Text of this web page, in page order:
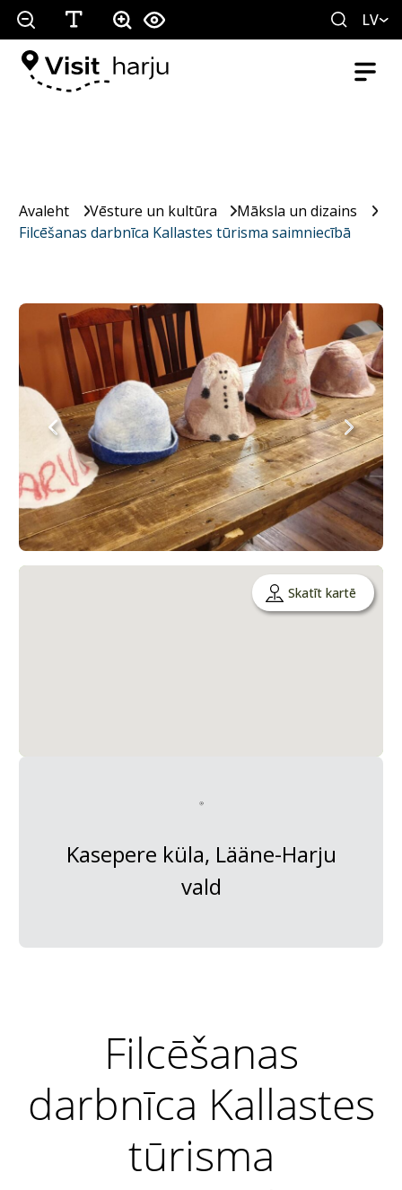
LV
Avaleht Vēsture un kultūra
Māksla un dizains
Filcēšanas darbnīca Kallastes tūrisma saimniecībā
Skatīt kartē
Kasepere küla, Lääne-Harju
vald
Filcēšanas
darbnīca Kallastes
tūrisma